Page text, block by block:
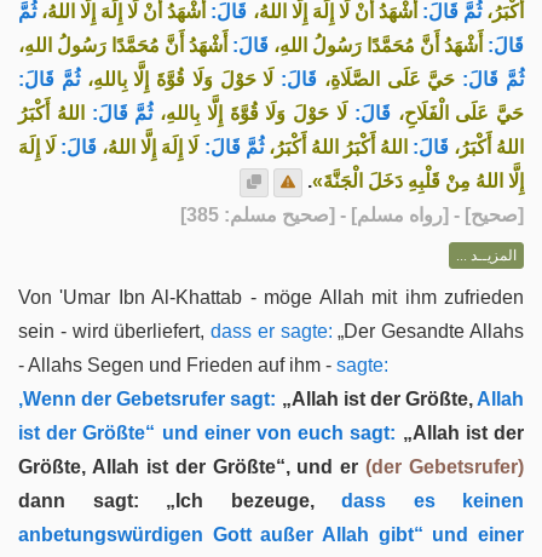
أَكْبَرُ، ثُمَّ قَالَ: أَشْهَدُ أَنْ لَا إِلَهَ إِلَّا اللهُ، قَالَ: أَشْهَدُ أَنْ لَا إِلَهَ إِلَّا اللهُ، ثُمَّ
قَالَ: أَشْهَدُ أَنَّ مُحَمَّدًا رَسُولُ اللهِ، قَالَ: أَشْهَدُ أَنَّ مُحَمَّدًا رَسُولُ اللهِ،
ثُمَّ قَالَ: حَيَّ عَلَى الصَّلَاةِ، قَالَ: لَا حَوْلَ وَلَا قُوَّةَ إِلَّا بِاللهِ، ثُمَّ قَالَ:
حَيَّ عَلَى الْفَلَاحِ، قَالَ: لَا حَوْلَ وَلَا قُوَّةَ إِلَّا بِاللهِ، ثُمَّ قَالَ: اللهُ أَكْبَرُ
اللهُ أَكْبَرُ، قَالَ: اللهُ أَكْبَرُ اللهُ أَكْبَرُ، ثُمَّ قَالَ: لَا إِلَهَ إِلَّا اللهُ، قَالَ: لَا إِلَهَ
إِلَّا اللهُ مِنْ قَلْبِهِ دَخَلَ الْجَنَّةَ».
[صحيح] - [رواه مسلم] - [صحيح مسلم: 385]
المزيــد ...
Von 'Umar Ibn Al-Khattab - möge Allah mit ihm zufrieden
sein - wird überliefert, dass er sagte: „Der Gesandte Allahs
- Allahs Segen und Frieden auf ihm - sagte:
‚Wenn der Gebetsrufer sagt: „Allah ist der Größte,Allah
ist der Größte“ und einer von euch sagt: „Allah ist der
Größte, Allah ist der Größte“, und er(der Gebetsrufer)
dann sagt: „Ich bezeuge,dass es keinen
anbetungswürdigen Gott außer Allah gibt“ und einer